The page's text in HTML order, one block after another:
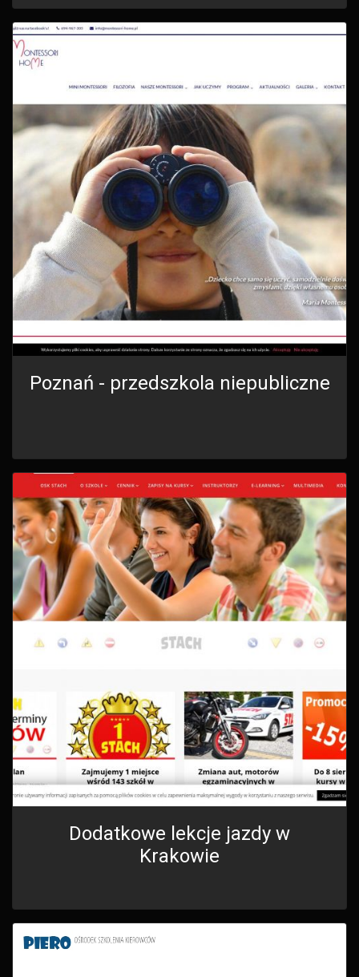
Poznań - przedszkola niepubliczne
Dodatkowe lekcje jazdy w
Krakowie